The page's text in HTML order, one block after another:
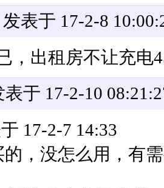
表于 17-2-8
，出租房不让充电
表于 17-2-10
17-2-7 14:33
，没怎么用，有